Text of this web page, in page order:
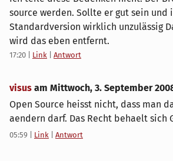
source werden. Sollte er gut sein und
Standardversion wirklich unzulässig
wird das eben entfernt.
17:20 Link Antwort
visus am Mittwoch, 3. September
Open Source heisst nicht, dass man
aendern darf. Das Recht behaelt sich
05:59 Link Antwort